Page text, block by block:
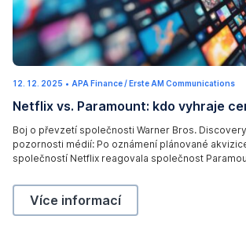
l
l
o
c
12. 12. 2025 1
.
2
2
0
2
6
• APA Finance / Erste AM Communications
Netflix vs. Paramount: kdo vyhraje
Boj o převzetí společnosti Warner Bros.
pozornosti médií: Po oznámení plánované
společností Netflix reagovala společnost
společnostmi a co znamená tato válka nabídek
dozvíte v dnešním příspěvku na blogu.
Netflix vs. Paramount: kdo vyhraje
Více informací